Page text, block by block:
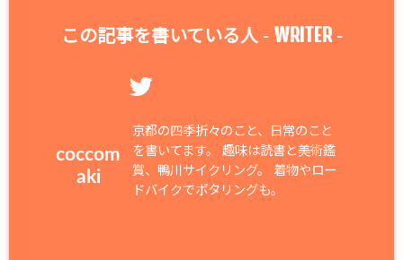
この記事を書いている人 - WRITER-
coccom
aki
京都の四季折々のこと、日常のこと
を書いてます。 趣味は読書と美術鑑
賞、鴨川サイクリング。 着物やロー
ドバイクでポタリングも。